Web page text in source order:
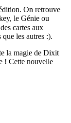
On retrouve
le Génie ou
cartes aux
les autres :).
la magie de Dixit
! Cette nouvelle